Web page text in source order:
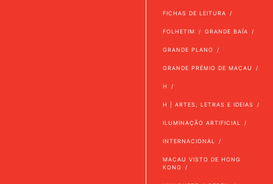
FICHAS DE LEITURA
FOLHETIM GRANDE BAÍA
GRANDE PLANO
GRANDE PRÉMIO DE MACAU
H
H | ARTES, LETRAS E IDEIAS
ILUMINAÇÃO ARTIFICIAL
INTERNACIONAL
MACAU VISTO DE HONG
KONG